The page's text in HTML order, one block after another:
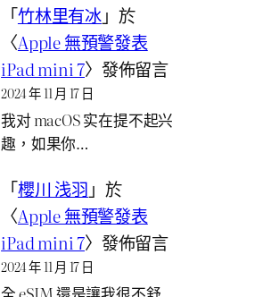
「竹林里有冰」於
〈Apple 無預警發表
iPad mini 7〉發佈留言
2024 年 11 月 17 日
我对 macOS 实在提不起兴
趣，如果你…
「櫻川 浅羽 」於
〈Apple 無預警發表
iPad mini 7〉發佈留言
2024 年 11 月 17 日